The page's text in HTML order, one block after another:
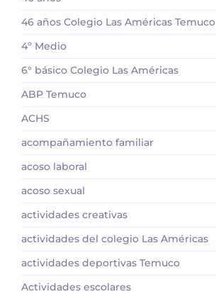
46 años Colegio Las Américas Temuco
4º Medio
6° básico Colegio Las Américas
ABP Temuco
ACHS
acompañamiento familiar
acoso laboral
acoso sexual
actividades creativas
actividades del colegio Las Américas
actividades deportivas Temuco
Actividades escolares